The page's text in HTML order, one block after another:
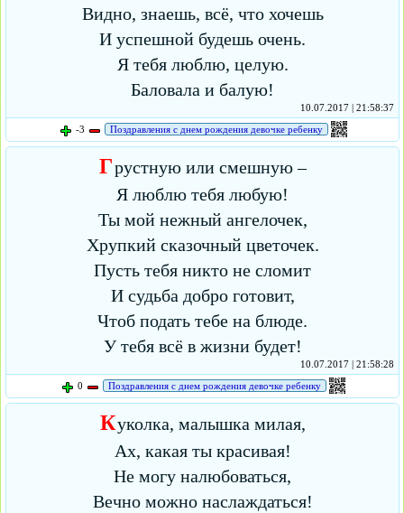
Видно, знаешь, всё, что хочешь
И успешной будешь очень.
Я тебя люблю, целую.
Баловала и балую!
10.07.2017 | 21:58:37
-3
Поздравления с днем рождения девочке ребенку
Грустную или смешную –
Я люблю тебя любую!
Ты мой нежный ангелочек,
Хрупкий сказочный цветочек.
Пусть тебя никто не сломит
И судьба добро готовит,
Чтоб подать тебе на блюде.
У тебя всё в жизни будет!
10.07.2017 | 21:58:28
0
Поздравления с днем рождения девочке ребенку
Куколка, малышка милая,
Ах, какая ты красивая!
Не могу налюбоваться,
Вечно можно наслаждаться!